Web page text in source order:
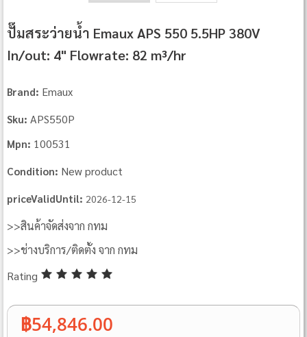
ปั๊มสระว่ายน้ำ Emaux APS 550 5.5HP 380V
In/out: 4" Flowrate: 82 m³/hr
Brand: Emaux
Sku: APS550P
Mpn: 100531
Condition: New product
priceValidUntil: 2026-12-15
>>สินค้าจัดส่งจาก กทม
>>ช่างบริการ/ติดตั้ง จาก กทม
Rating
฿54,846.00